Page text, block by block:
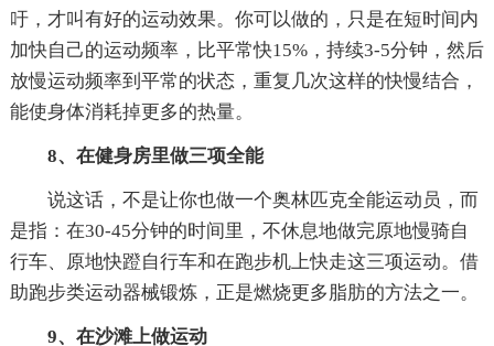
吁，才叫有好的运动效果。你可以做的，只是在短时间内
加快自己的运动频率，比平常快15%，持续3-5分钟，然后
放慢运动频率到平常的状态，重复几次这样的快慢结合，
能使身体消耗掉更多的热量。
8、在健身房里做三项全能
说这话，不是让你也做一个奥林匹克全能运动员，而
是指：在30-45分钟的时间里，不休息地做完原地慢骑自
行车、原地快蹬自行车和在跑步机上快走这三项运动。借
助跑步类运动器械锻炼，正是燃烧更多脂肪的方法之一。
9、在沙滩上做运动